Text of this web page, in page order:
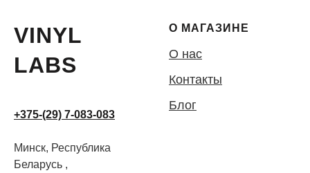
VINYL
LABS
+375-(29) 7-083-083
Минск, Республика
Беларусь ,
О МАГАЗИНЕ
О нас
Контакты
Блог